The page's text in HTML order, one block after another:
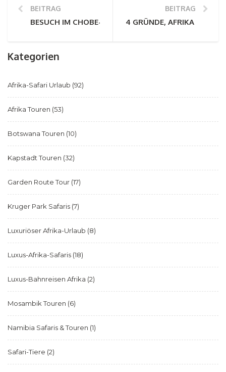
BEITRAG
BESUCH IM CHOBE-NATIONALPARK, DEM PARADIES
BEITRAG
4 GRÜNDE, AFRIKA IN DEN
Kategorien
Afrika-Safari Urlaub (92)
Afrika Touren (53)
Botswana Touren (10)
Kapstadt Touren (32)
Garden Route Tour (17)
Kruger Park Safaris (7)
Luxuriöser Afrika-Urlaub (8)
Luxus-Afrika-Safaris (18)
Luxus-Bahnreisen Afrika (2)
Mosambik Touren (6)
Namibia Safaris & Touren (1)
Safari-Tiere (2)